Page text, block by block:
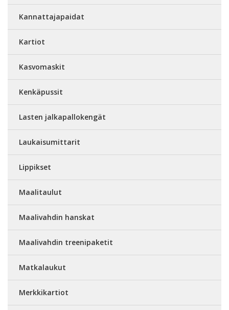
Kannattajapaidat
Kartiot
Kasvomaskit
Kenkäpussit
Lasten jalkapallokengät
Laukaisumittarit
Lippikset
Maalitaulut
Maalivahdin hanskat
Maalivahdin treenipaketit
Matkalaukut
Merkkikartiot